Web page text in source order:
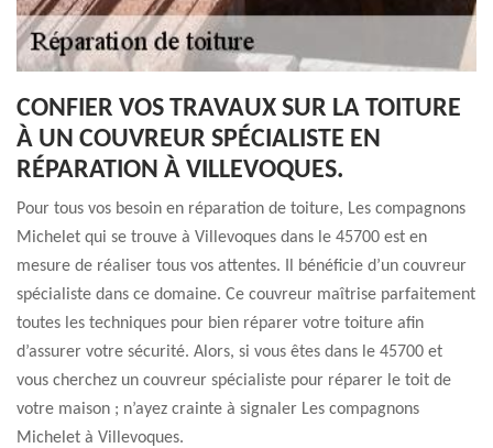
CONFIER VOS TRAVAUX SUR LA TOITURE
À UN COUVREUR SPÉCIALISTE EN
RÉPARATION À VILLEVOQUES.
Pour tous vos besoin en réparation de toiture, Les compagnons
Michelet qui se trouve à Villevoques dans le 45700 est en
mesure de réaliser tous vos attentes. Il bénéficie d’un couvreur
spécialiste dans ce domaine. Ce couvreur maîtrise parfaitement
toutes les techniques pour bien réparer votre toiture afin
d’assurer votre sécurité. Alors, si vous êtes dans le 45700 et
vous cherchez un couvreur spécialiste pour réparer le toit de
votre maison ; n’ayez crainte à signaler Les compagnons
Michelet à Villevoques.